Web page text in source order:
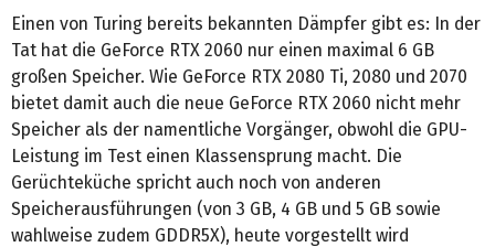
Einen von Turing bereits bekannten Dämpfer gibt es: In der
Tat hat die GeForce RTX 2060 nur einen maximal 6 GB
großen Speicher. Wie GeForce RTX 2080 Ti, 2080 und 2070
bietet damit auch die neue GeForce RTX 2060 nicht mehr
Speicher als der namentliche Vorgänger, obwohl die GPU-
Leistung im Test einen Klassensprung macht. Die
Gerüchteküche spricht auch noch von anderen
Speicherausführungen (von 3 GB, 4 GB und 5 GB sowie
wahlweise zudem GDDR5X), heute vorgestellt wird